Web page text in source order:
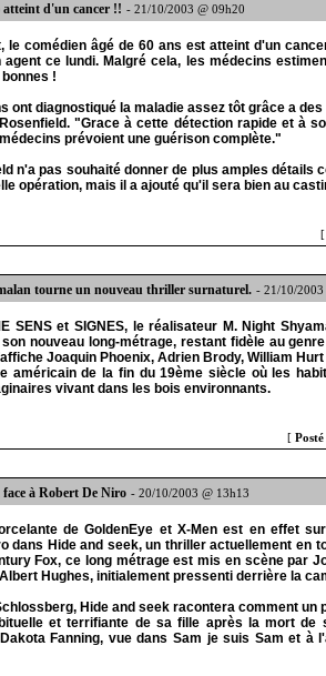
d'un cancer !! - 21/10/2003 @ 09h20
le comédien âgé de 60 ans est atteint d'un
agent ce lundi. Malgré cela, les médecins
!
ont diagnostiqué la maladie assez tôt grâce a
"Grace à cette détection rapide et à
prévoient une guérison complète."
n'a pas souhaité donner de plus amples détails
opération, mais il a ajouté qu'il sera bien au
tourne un nouveau thriller surnaturel. - 21/10/
SENS et SIGNES, le réalisateur M. Night
nouveau long-métrage, restant fidèle au
Joaquin Phoenix, Adrien Brody, William
américain de la fin du 19ème siècle où les
vivant dans les bois environnants.
[
face à Robert De Niro - 20/10/2003 @ 13h13
de GoldenEye et X-Men est en effet
dans Hide and seek, un thriller actuellement en
Fox, ce long métrage est mis en scène par
Hughes, initialement pressenti derrière la
Hide and seek racontera comment un
et terrifiante de sa fille après la mort de
Fanning, vue dans Sam je suis Sam et à